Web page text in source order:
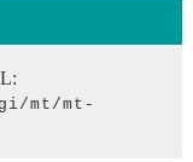
mt/mt-